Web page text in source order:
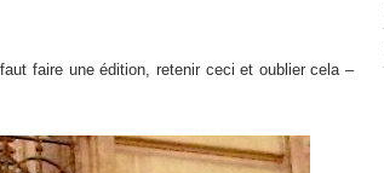
faire une édition, retenir ceci et oublier cela –